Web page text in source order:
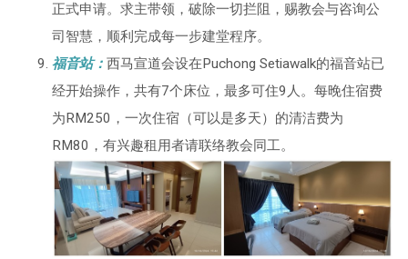
正式申请。求主带领，破除一切拦阻，赐教会与咨询公
司智慧，顺利完成每一步建堂程序。
福音站： 西马宣道会设在Puchong Setiawalk的福音站已
经开始操作，共有7个床位，最多可住9人。每晚住宿费
为RM250，一次住宿（可以是多天）的清洁费为
RM80，有兴趣租用者请联络教会同工。